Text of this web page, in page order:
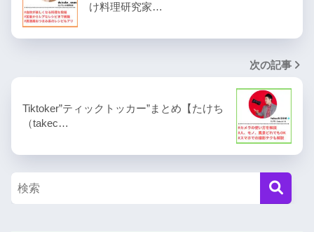
け料理研究家…
次の記事
Tiktoker”ティックトッカー”まとめ【たけち
（takec…